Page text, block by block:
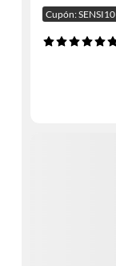
Cupón: SENSI10